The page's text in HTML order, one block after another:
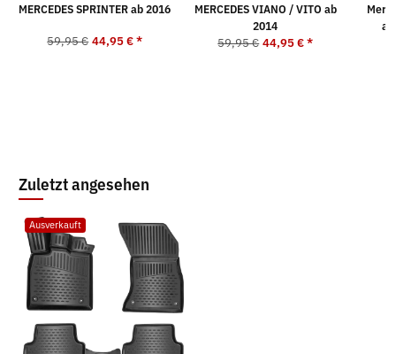
MERCEDES SPRINTER ab 2016
59,95 € 44,95 €*
MERCEDES VIANO / VITO ab
2014
59,95 € 44,95 €*
Zuletzt angesehen
Ausverkauft